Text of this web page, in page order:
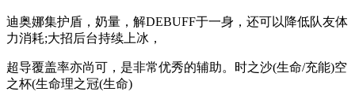
迪奥娜集护盾，奶量，解DEBUFF于一身，还可以降低队友体
力消耗;大招后台持续上冰，
超导覆盖率亦尚可，是非常优秀的辅助。时之沙(生命/充能)空
之杯(生命理之冠(生命)